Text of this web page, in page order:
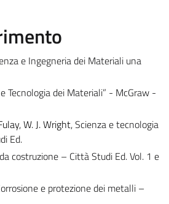
e Ingegneria dei Materiali una
Tecnologia dei Materiali” - McGraw -
,W. J. Wright, Scienza e tecnologia
Ed.
costruzione – Città Studi Ed. Vol. 1 e
e protezione dei metalli –